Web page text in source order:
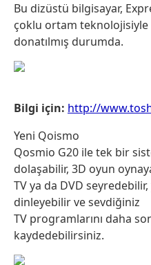
Bu dizüstü bilgisayar,
çoklu ortam teknolojisiyle
donatılmış durumda.
Bilgi için: http://
Yeni Qoismo
Qosmio G20 ile tek bir
dolaşabilir, 3D oyun
TV ya da DVD
dinleyebilir ve sevdiğiniz
TV programlarını daha
kaydedebilirsiniz.